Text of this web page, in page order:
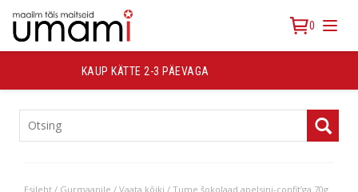
0
TASUTA TRANSPORT ALATES 30 €
TOOTEKATEGOORIAD
Esileht / Gurmaanile / Vaata kõiki / Tume šokolaad apelsini-confit’ga 70g